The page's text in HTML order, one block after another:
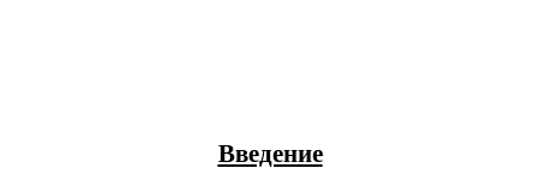
Введение